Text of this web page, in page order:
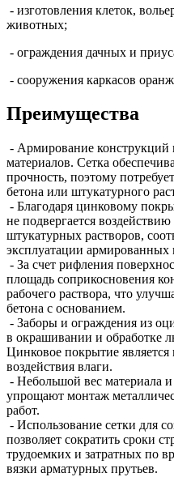
- изготовления клеток,
животных;
- ограждения дачных и
- сооружения каркасов
Преимущества
- Армирование конструкций
материалов. Сетка
прочность, поэтому
бетона или штукатурного
- Благодаря цинковому
не подвергается
штукатурных растворов,
эксплуатации
- За счет рифления
площадь соприкосновения
рабочего раствора, что
бетона с основанием.
- Заборы и ограждения из
в окрашивании и обработке
Цинковое покрытие
воздействия влаги.
- Небольшой вес материала
упрощают монтаж
работ.
- Использование сетки для
позволяет сократить сроки
трудоемких и затратных по
вязки арматурных прутьев.